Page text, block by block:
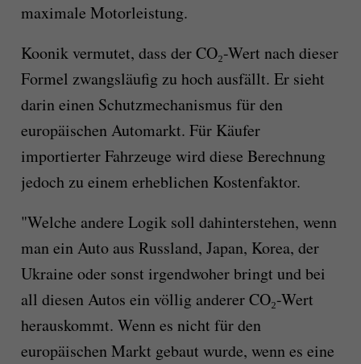
maximale Motorleistung.
Koonik vermutet, dass der CO₂-Wert nach dieser
Formel zwangsläufig zu hoch ausfällt. Er sieht
darin einen Schutzmechanismus für den
europäischen Automarkt. Für Käufer
importierter Fahrzeuge wird diese Berechnung
jedoch zu einem erheblichen Kostenfaktor.
"Welche andere Logik soll dahinterstehen, wenn
man ein Auto aus Russland, Japan, Korea, der
Ukraine oder sonst irgendwoher bringt und bei
all diesen Autos ein völlig anderer CO₂-Wert
herauskommt. Wenn es nicht für den
europäischen Markt gebaut wurde, wenn es eine